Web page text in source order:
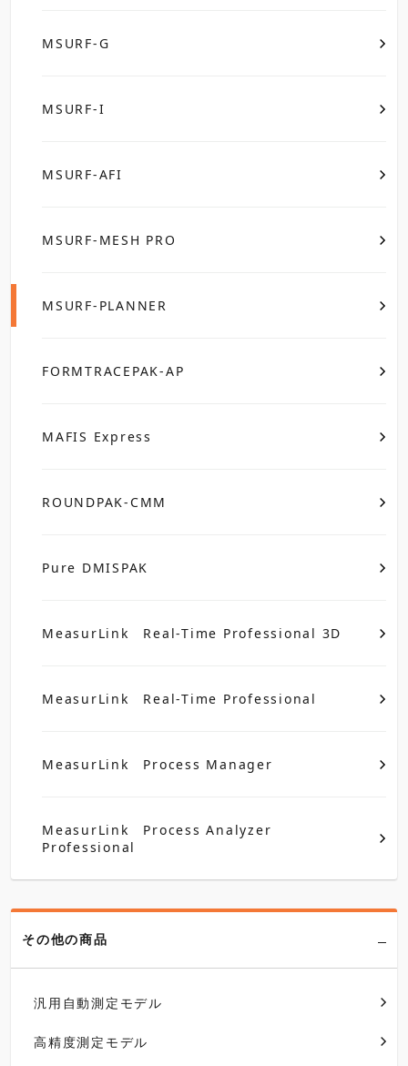
MSURF-G
MSURF-I
MSURF-AFI
MSURF-MESH PRO
MSURF-PLANNER
FORMTRACEPAK-AP
MAFIS Express
ROUNDPAK-CMM
Pure DMISPAK
MeasurLink Real-Time Professional 3D
MeasurLink Real-Time Professional
MeasurLink Process Manager
MeasurLink Process Analyzer
Professional
その他の商品
汎用自動測定モデル
高精度測定モデル